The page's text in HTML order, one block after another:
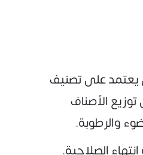
يعتمد على تصنيف
الأصناف
والرطوبة.
الصلاحية.